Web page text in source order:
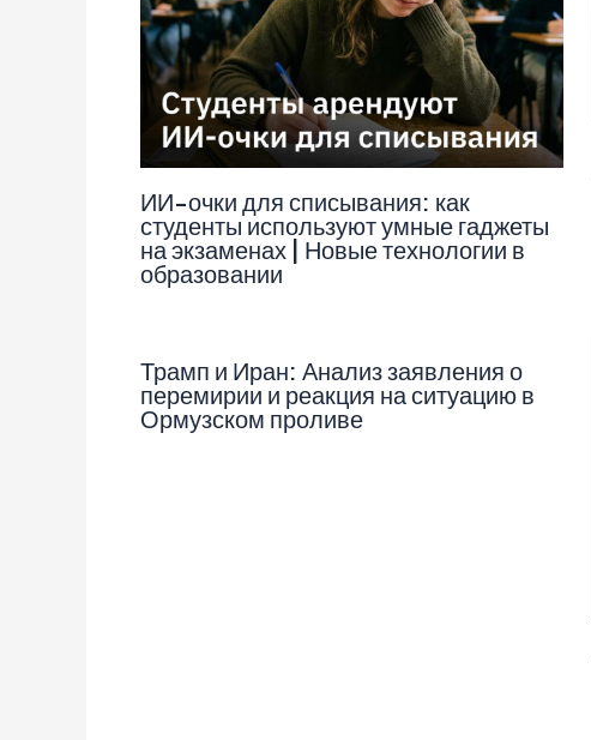
ИИ-очки для списывания: как
студенты используют умные гаджеты
на экзаменах | Новые технологии в
образовании
Трамп и Иран: Анализ заявления о
перемирии и реакция на ситуацию в
Ормузском проливе